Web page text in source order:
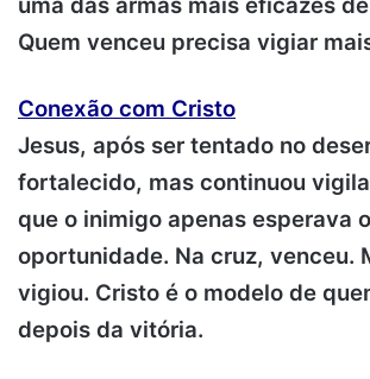
Quem venceu precisa vigiar
Conexão com Cristo
Jesus, após ser tentado no
fortalecido, mas continuou
que o inimigo apenas esperava
oportunidade. Na cruz, venceu.
vigiou. Cristo é o modelo de
depois da vitória.